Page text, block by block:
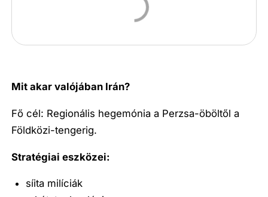
Mit akar valójában Irán?
Fő cél: Regionális hegemónia a Perzsa-öböltől a
Földközi-tengerig.
Stratégiai eszközei:
síita milíciák